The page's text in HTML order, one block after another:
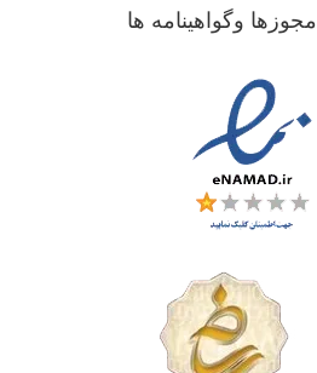
مجوزها وگواهینامه ها